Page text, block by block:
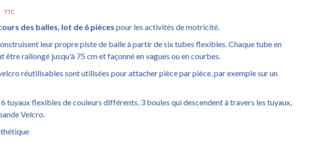
TTC
des balles, lot de 6 pièces pour les activités de motricité.
leur propre piste de balle à partir de six tubes flexibles. Chaque tube en
être rallongé jusqu'à 75 cm et façonné en vagues ou en courbes.
réutilisables sont utilisées pour attacher pièce par pièce, par exemple sur un
6 tuyaux flexibles de couleurs différents, 3 boules qui descendent à travers les tuyaux,
Velcro.